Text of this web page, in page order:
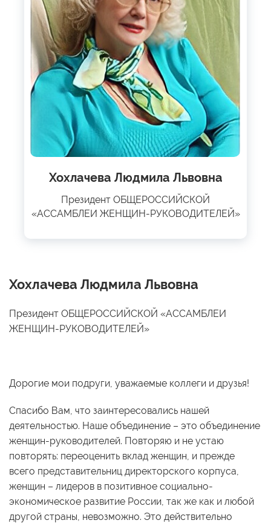
Хохлачева Людмила Львовна
Президент ОБЩЕРОССИЙСКОЙ
«АССАМБЛЕИ ЖЕНЩИН-РУКОВОДИТЕЛЕЙ»
Хохлачева Людмила Львовна
Президент ОБЩЕРОССИЙСКОЙ «АССАМБЛЕИ
ЖЕНЩИН-РУКОВОДИТЕЛЕЙ»
Дорогие мои подруги, уважаемые коллеги и друзья!
Спасибо Вам, что заинтересовались нашей
деятельностью. Наше объединение – это объединение
женщин-руководителей. Повторяю и не устаю
повторять: переоценить вклад женщин, и прежде
всего представительниц директорского корпуса,
женщин – лидеров в позитивное социально-
экономическое развитие России, так же как и любой
другой страны, невозможно. Это действительно